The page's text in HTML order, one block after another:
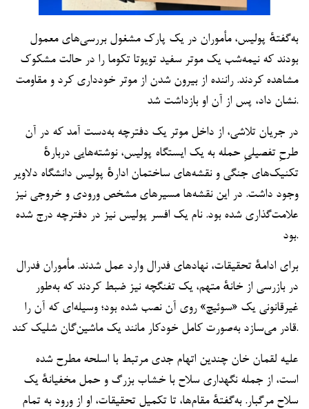
به‌گفتهٔ پولیس، مأموران در یک پارک مشغول بررسی‌های معمول
بودند که نیمه‌شب یک موتر سفید تویوتا تکوما را در حالت مشکوک
مشاهده کردند. راننده از بیرون شدن از موتر خودداری کرد و مقاومت
نشان داد، پس از آن او بازداشت شد.
در جریان تلاشی، از داخل موتر یک دفترچه به‌دست آمد که در آن
طرحِ تفصیلیِ حمله به یک ایستگاه پولیس، نوشته‌هایی دربارهٔ
تکنیک‌های جنگی و نقشه‌های ساختمان ادارهٔ پولیس دانشگاه دلاویر
وجود داشت. در این نقشه‌ها مسیرهای مشخص ورودی و خروجی نیز
علامت‌گذاری شده بود. نام یک افسر پولیس نیز در دفترچه درج شده
بود.
برای ادامهٔ تحقیقات، نهادهای فدرال وارد عمل شدند. مأموران فدرال
در بازرسی از خانهٔ متهم، یک تفنگچه نیز ضبط کردند که به‌طور
غیرقانونی یک «سوئیچ» روی آن نصب شده بود؛ وسیله‌ای که آن را
قادر می‌سازد به‌صورت کامل خودکار مانند یک ماشین‌گان شلیک کند.
علیه لقمان خان چندین اتهام جدی مرتبط با اسلحه مطرح شده
است، از جمله نگهداری سلاح با خشاب بزرگ و حمل مخفیانهٔ یک
سلاح مرگبار. به‌گفتهٔ مقام‌ها، تا تکمیل تحقیقات، او از ورود به تمام